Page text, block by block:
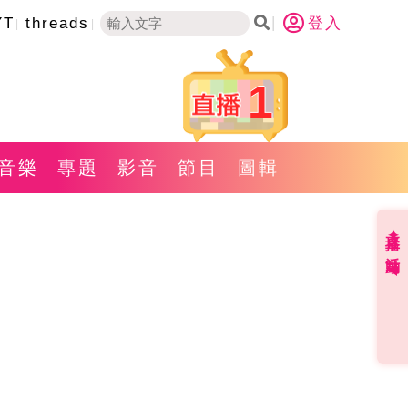
threads 登入
1
樂 專題 影音 節目 圖輯
直播✦活動